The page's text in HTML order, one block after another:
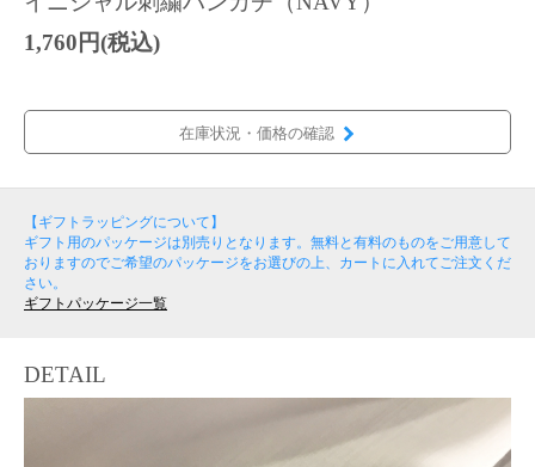
1,760円(税込)
在庫状況・価格の確認
【ギフトラッピングについて】
ギフト用のパッケージは別売りとなります。無料と有料のものをご用意して
おりますのでご希望のパッケージをお選びの上、カートに入れてご注文くだ
さい。
ギフトパッケージ一覧
DETAIL